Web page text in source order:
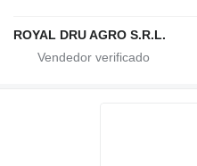
ROYAL DRU AGRO S.R.L.